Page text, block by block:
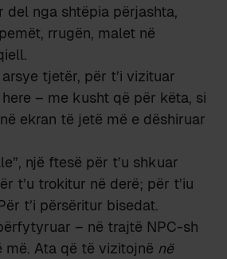
del nga shtëpia përjashta,
rrugën, malet në
tjetër, për t’i vizituar
– me kusht që për këta, si
ekran të jetë më e dëshiruar
një ftesë për t’u shkuar
t’u trokitur në derë; për t’iu
t’i përsëritur bisedat.
– në trajtë NPC-sh
më. Ata që të vizitojnë në